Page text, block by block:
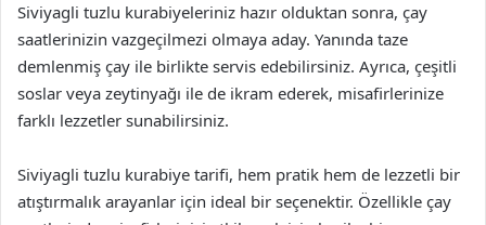
Siviyagli tuzlu kurabiyeleriniz hazır olduktan sonra, çay
saatlerinizin vazgeçilmezi olmaya aday. Yanında taze
demlenmiş çay ile birlikte servis edebilirsiniz. Ayrıca, çeşitli
soslar veya zeytinyağı ile de ikram ederek, misafirlerinize
farklı lezzetler sunabilirsiniz.
Siviyagli tuzlu kurabiye tarifi, hem pratik hem de lezzetli bir
atıştırmalık arayanlar için ideal bir seçenektir. Özellikle çay